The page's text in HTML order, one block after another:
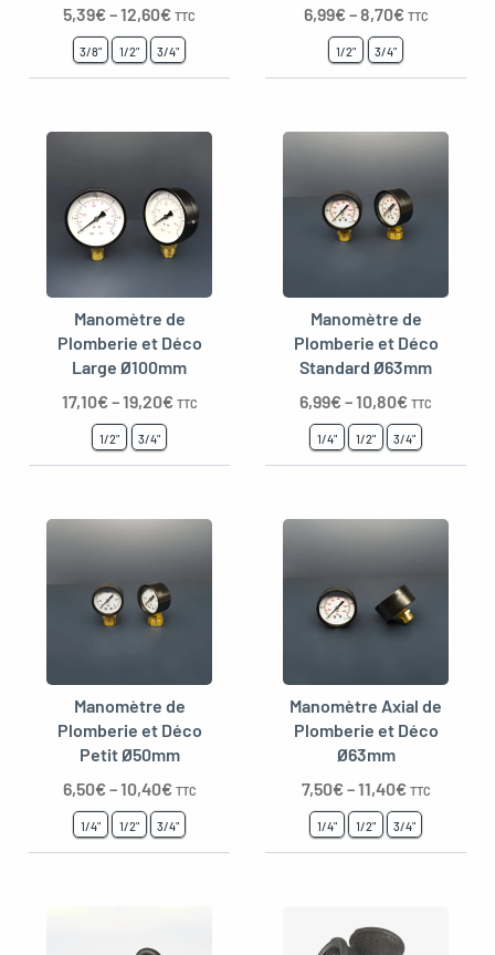
5,39€–12,60€ TTC
3/8" 1/2" 3/4"
6,99€–8,70€ TTC
1/2" 3/4"
Manomètre de
Plomberie et Déco
Large Ø100mm
17,10€–19,20€ TTC
1/2" 3/4"
Manomètre de
Plomberie et Déco
Standard Ø63mm
6,99€–10,80€ TTC
1/4" 1/2" 3/4"
Manomètre de
Plomberie et Déco
Petit Ø50mm
6,50€–10,40€ TTC
1/4" 1/2" 3/4"
Manomètre Axial de
Plomberie et Déco
Ø63mm
7,50€–11,40€ TTC
1/4" 1/2" 3/4"